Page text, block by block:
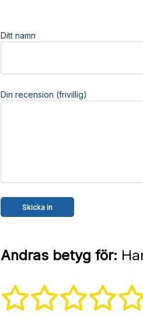
Ditt namn
Din recension (frivillig)
Andras betyg för: